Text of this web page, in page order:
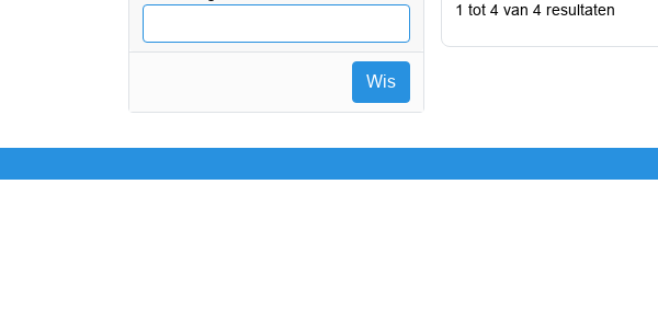
tot
met
Wis
1 tot 4 van 4 resultaten